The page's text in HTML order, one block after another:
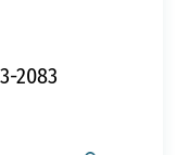
2083